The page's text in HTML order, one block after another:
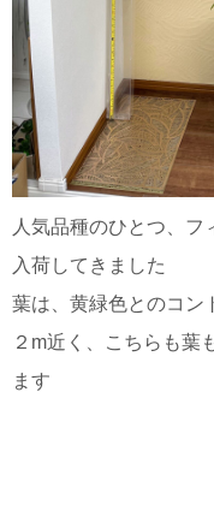
人気品種のひとつ、
入荷してきました
葉は、黄緑色とのコン
２m近く、こちらも葉
ます